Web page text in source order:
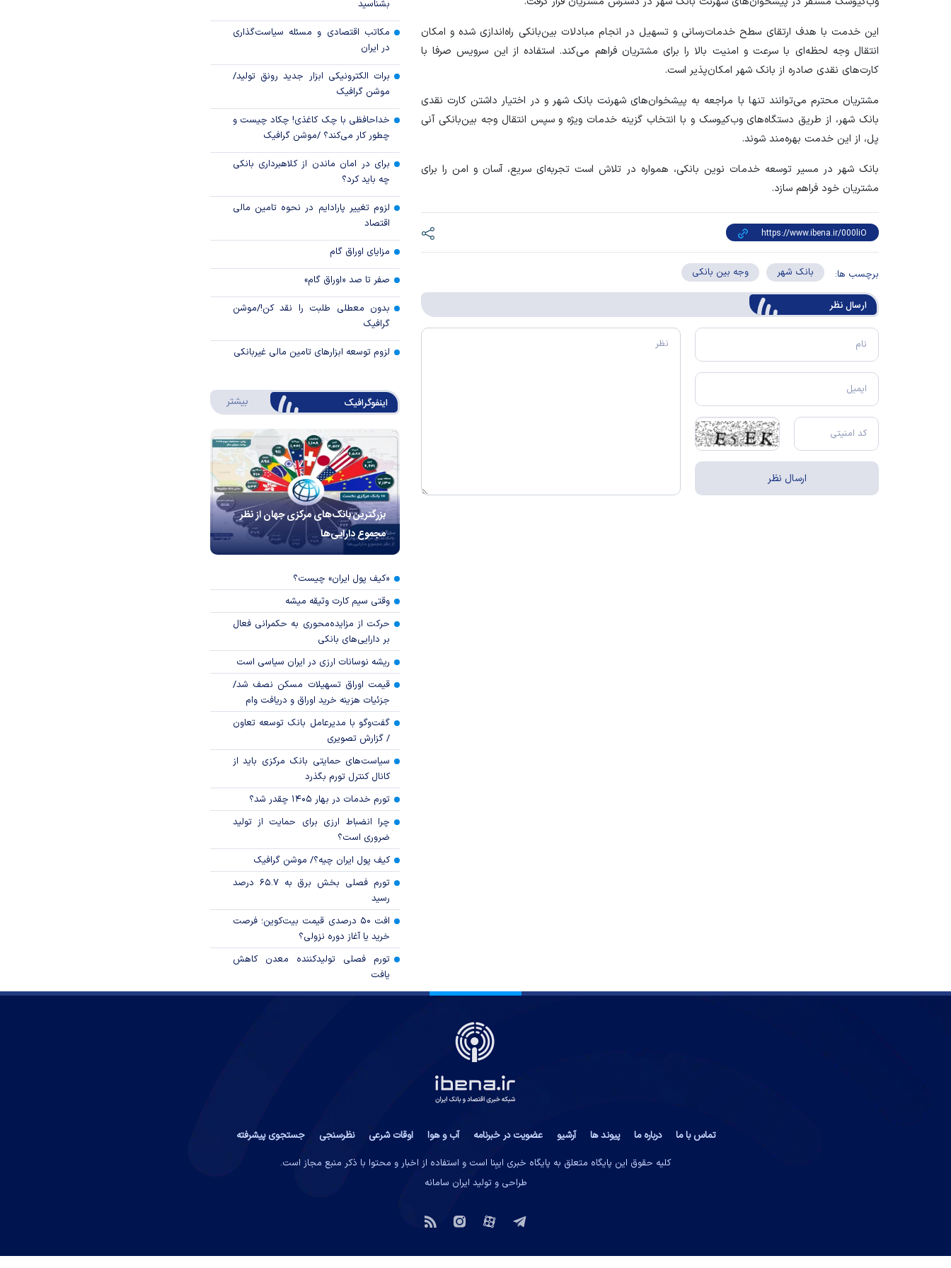
این خدمت با هدف ارتقای سطح خدمات‌رسانی و تسهیل در انجام مبادلات بین‌بانکی راه‌اندازی شده و امکان
انتقال وجه لحظه‌ای با سرعت و امنیت بالا را برای مشتریان فراهم می‌کند. استفاده از این سرویس صرفا با
کارت‌های نقدی صادره از بانک شهر امکان‌پذیر است.
مشتریان محترم می‌توانند تنها با مراجعه به پیشخوان‌های شهرنت بانک شهر و در اختیار داشتن کارت نقدی
بانک شهر، از طریق دستگاه‌های وب‌کیوسک و با انتخاب گزینه خدمات ویژه و سپس انتقال وجه بین‌بانکی آنی
پل، از این خدمت بهره‌مند شوند.
بانک شهر در مسیر توسعه خدمات نوین بانکی، همواره در تلاش است تجربه‌ای سریع، آسان و امن را برای
مشتریان خود فراهم سازد.
برچسب ها: بانک شهر وجه بین بانکی
ارسال‌ نظر
قیمت دلار و یورو مرکز مبادله ایران؛
امروز پنجشنبه ۱۵ مرداد ۱۴۰۵
سقوط ارزهای صادراتی در سیاهچاله
کارت‌های بازرگانی
بشناسید
مکاتب اقتصادی و مسئله سیاست‌گذاری
در ایران
برات الکترونیکی ابزار جدید رونق تولید/
موشن گرافیک
خداحافظی با چک کاغذی! چکاد چیست و
چطور کار می‌کند؟ /موشن گرافیک
برای در امان ماندن از کلاهبرداری بانکی
چه باید کرد؟
لزوم تغییر پارادایم در نحوه تامین مالی
اقتصاد
مزایای اوراق گام
صفر تا صد «اوراق گام»
بدون معطلی طلبت را نقد کن!/موشن
گرافیک
لزوم توسعه ابزارهای تامین مالی غیربانکی
اینفوگرافیک بیشتر درباره اینفوگرافیک
بزرگترین بانک‌های مرکزی جهان از نظر
مجموع دارایی‌ها
«کیف پول ایران» چیست؟
وقتی سیم کارت وثیقه میشه
حرکت از مزایده‌محوری به حکمرانی فعال
بر دارایی‌های بانکی
ریشه نوسانات ارزی در ایران سیاسی است
قیمت اوراق تسهیلات مسکن نصف شد/
جزئیات هزینه خرید اوراق و دریافت وام
گفت‌وگو با مدیرعامل بانک توسعه تعاون
/ گزارش تصویری
سیاست‌های حمایتی بانک مرکزی باید از
کانال کنترل تورم بگذرد
تورم خدمات در بهار ۱۴۰۵ چقدر شد؟
چرا انضباط ارزی برای حمایت از تولید
ضروری است؟
کیف پول ایران چیه؟/ موشن گرافیک
تورم فصلی بخش برق به ۶۵.۷ درصد
رسید
افت ۵۰ درصدی قیمت بیت‌کوین؛ فرصت
خرید یا آغاز دوره نزولی؟
تورم فصلی تولیدکننده معدن کاهش
یافت
تماس با ما درباره ما پیوند ها آرشیو عضویت در خبرنامه آب و هوا اوقات شرعی نظرسنجی
جستجوی پیشرفته
کلیه حقوق این پایگاه متعلق به پایگاه خبری ایبِنا است و استفاده از اخبار و محتوا با ذکر منبع مجاز است.
طراحی و تولید ایران سامانه